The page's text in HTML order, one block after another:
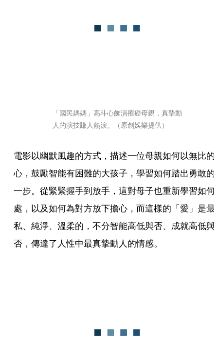
「國民媽媽」高斗心飾演罹癌母親，真摯動
人的演技賺人熱淚。（原創娛樂提供）
電影以幽默風趣的方式，描述一位母親如何以無比的
心，鼓勵智能有困難的大孩子，學習如何踏出勇敢的
一步。從緊緊握手到放手，這對母子也重新學習如何
處，以及如何為對方放下擔心，而這樣的「愛」是最
私、純淨、溫柔的，不分智能高低與否、成就高低與
否，傳達了人性中最真摯動人的情感。